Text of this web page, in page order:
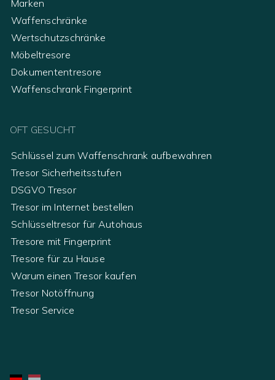
Marken
Waffenschränke
Wertschutzschränke
Möbeltresore
Dokumententresore
Waffenschrank Fingerprint
OFT GESUCHT
Schlüssel zum Waffenschrank aufbewahren
Tresor Sicherheitsstufen
DSGVO Tresor
Tresor im Internet bestellen
Schlüsseltresor für Autohaus
Tresore mit Fingerprint
Tresore für zu Hause
Warum einen Tresor kaufen
Tresor Notöffnung
Tresor Service